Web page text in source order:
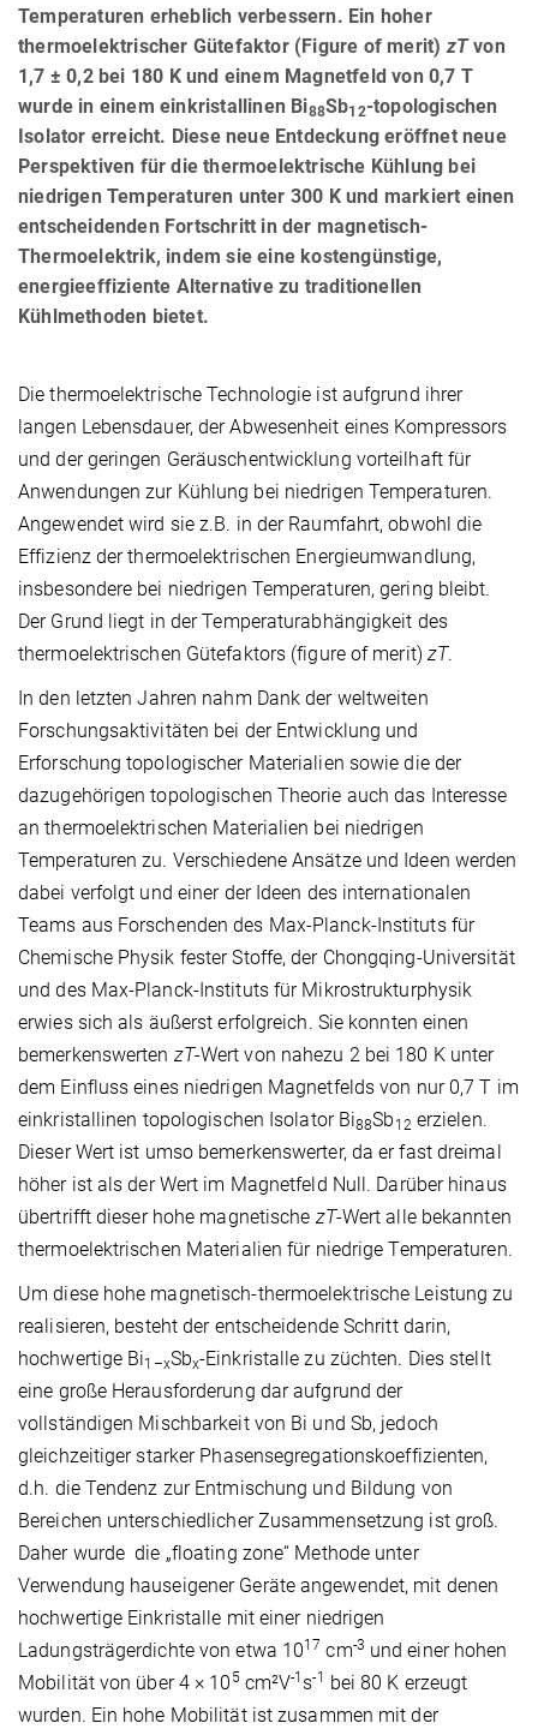
Temperaturen erheblich verbessern. Ein hoher
thermoelektrischer Gütefaktor (Figure of merit)zTvon
1,7 ± 0,2 bei 180 K und einem Magnetfeld von 0,7 T
wurde in einem einkristallinen Bi88Sb12-topologischen
Isolator erreicht. Diese neue Entdeckung eröffnet neue
Perspektiven für die thermoelektrische Kühlung bei
niedrigen Temperaturen unter 300 K und markiert einen
entscheidenden Fortschritt in der magnetisch-
Thermoelektrik, indem sie eine kostengünstige,
energieeffiziente Alternative zu traditionellen
Kühlmethoden bietet.
Die thermoelektrische Technologie ist aufgrund ihrer
langen Lebensdauer, der Abwesenheit eines Kompressors
und der geringen Geräuschentwicklung vorteilhaft für
Anwendungen zur Kühlung bei niedrigen Temperaturen.
Angewendet wird sie z.B. in der Raumfahrt, obwohl die
Effizienz der thermoelektrischen Energieumwandlung,
insbesondere bei niedrigen Temperaturen, gering bleibt.
Der Grund liegt in der Temperaturabhängigkeit des
thermoelektrischen Gütefaktors (figure of merit)zT.
In den letzten Jahren nahm Dank der weltweiten
Forschungsaktivitäten bei der Entwicklung und
Erforschung topologischer Materialien sowie die der
dazugehörigen topologischen Theorie auch das Interesse
an thermoelektrischen Materialien bei niedrigen
Temperaturen zu. Verschiedene Ansätze und Ideen werden
dabei verfolgt und einer der Ideen des internationalen
Teams aus Forschenden des Max-Planck-Instituts für
Chemische Physik fester Stoffe, der Chongqing-Universität
und des Max-Planck-Instituts für Mikrostrukturphysik
erwies sich als äußerst erfolgreich. Sie konnten einen
bemerkenswertenzT-Wert von nahezu 2 bei 180 K unter
dem Einfluss eines niedrigen Magnetfelds von nur 0,7 T im
einkristallinen topologischen Isolator Bi88Sb 12 erzielen.
Dieser Wert ist umso bemerkenswerter, da er fast dreimal
höher ist als der Wert im Magnetfeld Null. Darüber hinaus
übertrifft dieser hohe magnetische zT-Wert alle bekannten
thermoelektrischen Materialien für niedrige Temperaturen.
Um diese hohe magnetisch-thermoelektrische Leistung zu
realisieren, besteht der entscheidende Schritt darin,
hochwertige Bi1–xSbx-Einkristalle zu züchten. Dies stellt
eine große Herausforderung dar aufgrund der
vollständigen Mischbarkeit von Bi und Sb, jedoch
gleichzeitiger starker Phasensegregationskoeffizienten,
d.h. die Tendenz zur Entmischung und Bildung von
Bereichen unterschiedlicher Zusammensetzung ist groß.
Daher wurde die „floating zone“ Methode unter
Verwendung hauseigener Geräte angewendet, mit denen
hochwertige Einkristalle mit einer niedrigen
Ladungsträgerdichte von etwa 1017 cm-3 und einer hohen
Mobilität von über 4 × 10 5 cm²V-1 s-1
bei 80 K erzeugt
wurden. Ein hohe Mobilität ist zusammen mit der